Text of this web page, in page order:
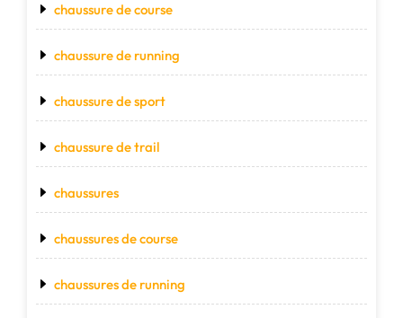
chaussure de course
chaussure de running
chaussure de sport
chaussure de trail
chaussures
chaussures de course
chaussures de running